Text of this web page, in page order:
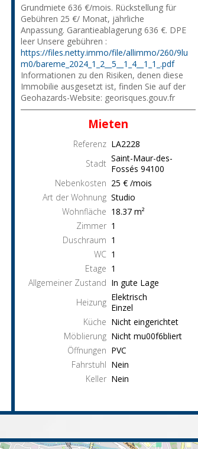
Grundmiete 636 €/mois. Rückstellung für
Gebühren 25 €/ Monat, jährliche
Anpassung. Garantieablagerung 636 €. DPE
leer Unsere gebühren :
https://files.netty.immo/file/allimmo/260/9lu
m0/bareme_2024_1_2__5__1_4__1_1_.pdf
Informationen zu den Risiken, denen diese
Immobilie ausgesetzt ist, finden Sie auf der
Geohazards-Website: georisques.gouv.fr
Mieten
Referenz LA2228
Stadt Saint-Maur-des-
Fossés 94100
Nebenkosten 25 € /mois
Art der Wohnung Studio
Wohnfläche 18.37 m²
Zimmer 1
Duschraum 1
WC 1
Etage 1
Allgemeiner Zustand In gute Lage
Heizung Elektrisch
Einzel
Küche Nicht eingerichtet
Möblierung Nicht mu00f6bliert
Öffnungen PVC
Fahrstuhl Nein
Keller Nein